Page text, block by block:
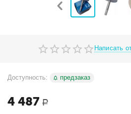
Написать
Доступность: предзаказ
4 487 Р